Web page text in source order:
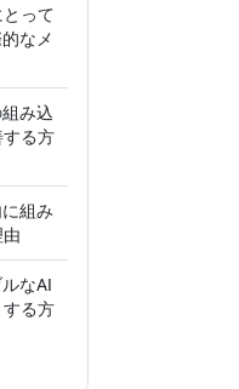
って
なメ
み込
る方
組み
なAI
る方